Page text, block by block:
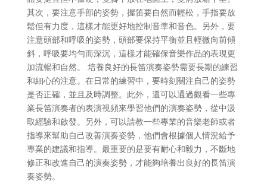
其次，要注意手部的姿勢，握笛要自然而輕松，手指要放
鬆但有力度，這樣才能更好地控制音準和音色。另外，要
注意頭部和呼吸的姿勢，頭部要保持平衡並且輕微向前傾
斜，呼吸要均勻而深沉，這樣才能確保音樂作品的表現更
加流暢和自然。 培養良好的長笛演奏姿勢需要長期的練習
和細心的注意。在日常的練習中，要時刻關注自己的姿勢
是否正確，並且及時調整。此外，還可以通過觀看一些專
業長笛演奏者的表演視頻來學習他們的演奏姿勢，從中汲
取經驗和啟發。另外，可以請教一些專業的音樂老師或者
指導來幫助自己改善演奏姿勢，他們會根據個人情況給予
專業的建議和指導。最重要的是要有耐心和毅力，不斷地
修正和改進自己的演奏姿勢，才能夠培養出良好的長笛演
奏姿勢。